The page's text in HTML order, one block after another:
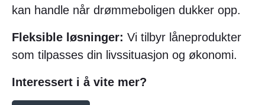
kan handle når drømmeboligen dukker opp.
Fleksible løsninger: Vi tilbyr låneprodukter
som tilpasses din livssituasjon og økonomi.
Interessert i å vite mer?